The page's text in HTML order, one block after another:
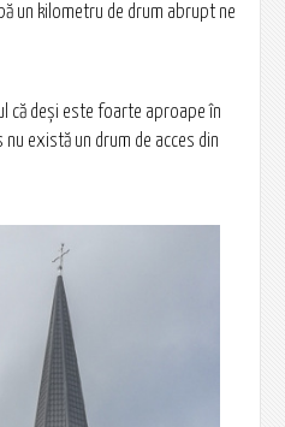
un kilometru de drum abrupt ne
că deși este foarte aproape în
nu există un drum de acces din